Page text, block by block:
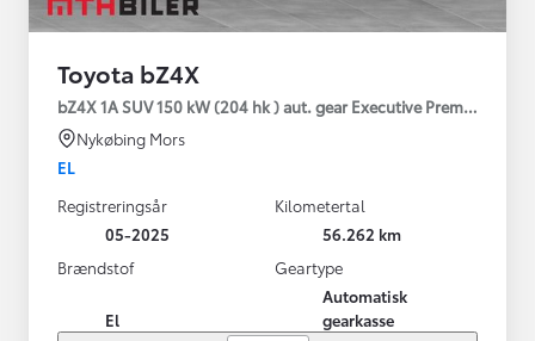
Toyota bZ4X
bZ4X 1A SUV 150 kW (204 hk ) aut. gear Executive Premium
Nykøbing Mors
EL
Registreringsår
05-2025
Kilometertal
56.262 km
Brændstof
El
Geartype
Automatisk
gearkasse